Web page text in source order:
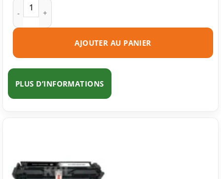
quantité de Toner compatible Canon 045H magenta
AJOUTER AU PANIER
PLUS D’INFORMATIONS